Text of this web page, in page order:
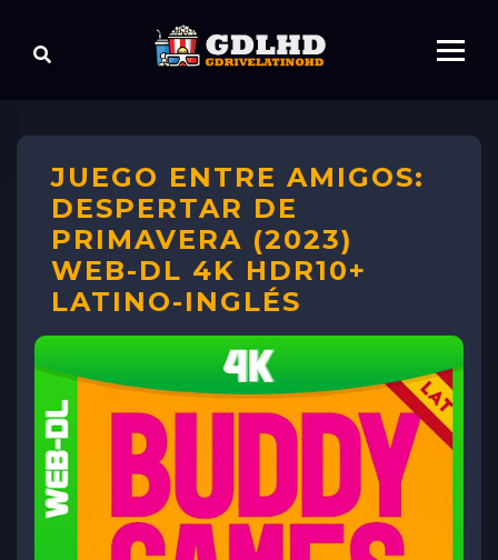
JUEGO ENTRE AMIGOS:
DESPERTAR DE
PRIMAVERA (2023)
WEB-DL 4K HDR10+
LATINO-INGLÉS